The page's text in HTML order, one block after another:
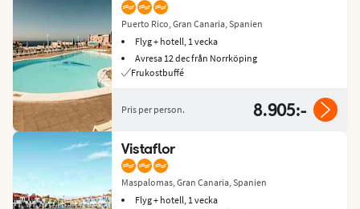
Puerto Rico, Gran Canaria, Spanien
Flyg + hotell, 1 vecka
Avresa 12 dec från Norrköping
Frukostbuffé
Pris per person. 8.905:-
Vistaflor
Maspalomas, Gran Canaria, Spanien
Flyg + hotell, 1 vecka